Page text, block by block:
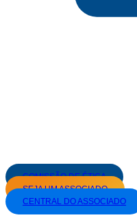
COMISSÃO DE ÉTICA
SEJA UM ASSOCIADO
CENTRAL DO ASSOCIADO